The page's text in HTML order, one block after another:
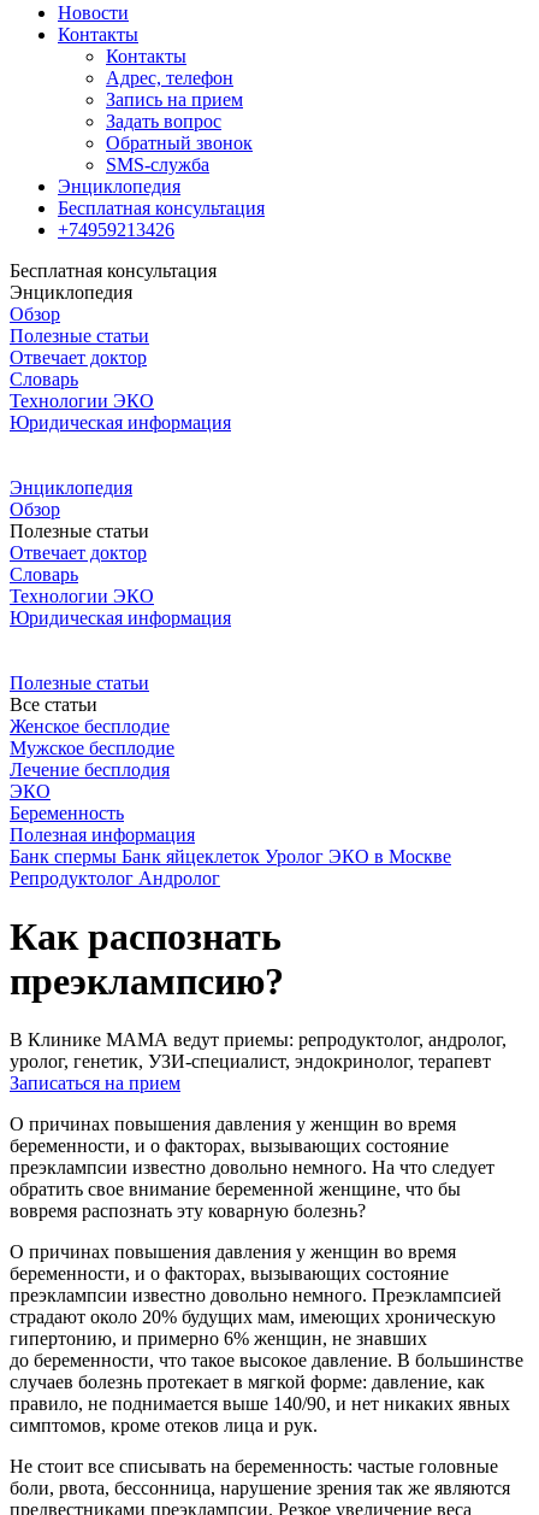
Новости
Контакты
Контакты
Адрес, телефон
Запись на прием
Задать вопрос
Обратный звонок
SMS-служба
Энциклопедия
Бесплатная консультация
+74959213426
Бесплатная консультация
Энциклопедия
Обзор
Полезные статьи
Отвечает доктор
Словарь
Технологии ЭКО
Юридическая информация
Энциклопедия
Обзор
Полезные статьи
Отвечает доктор
Словарь
Технологии ЭКО
Юридическая информация
Полезные статьи
Все статьи
Женское бесплодие
Мужское бесплодие
Лечение бесплодия
ЭКО
Беременность
Полезная информация
Банк спермы Банк яйцеклеток Уролог ЭКО в Москве
Репродуктолог Андролог
Как распознать
преэклампсию?
В Клинике МАМА ведут приемы: репродуктолог, андролог,
уролог, генетик, УЗИ-специалист, эндокринолог, терапевт
Записаться на прием
О причинах повышения давления у женщин во время
беременности, и о факторах, вызывающих состояние
преэклампсии известно довольно немного. На что следует
обратить свое внимание беременной женщине, что бы
вовремя распознать эту коварную болезнь?
О причинах повышения давления у женщин во время
беременности, и о факторах, вызывающих состояние
преэклампсии известно довольно немного. Преэклампсией
страдают около 20% будущих мам, имеющих хроническую
гипертонию, и примерно 6% женщин, не знавших
до беременности, что такое высокое давление. В большинстве
случаев болезнь протекает в мягкой форме: давление, как
правило, не поднимается выше 140/90, и нет никаких явных
симптомов, кроме отеков лица и рук.
Не стоит все списывать на беременность: частые головные
боли, рвота, бессонница, нарушение зрения так же являются
предвестниками преэклампсии. Резкое увеличение веса